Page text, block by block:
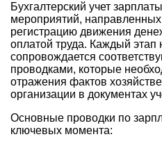
Бухгалтерский учет
мероприятий,
регистрацию движения
оплатой труда. Каждый
сопровождается
проводками, которые
отражения фактов
организации в документах
Основные проводки по
ключевых момента: